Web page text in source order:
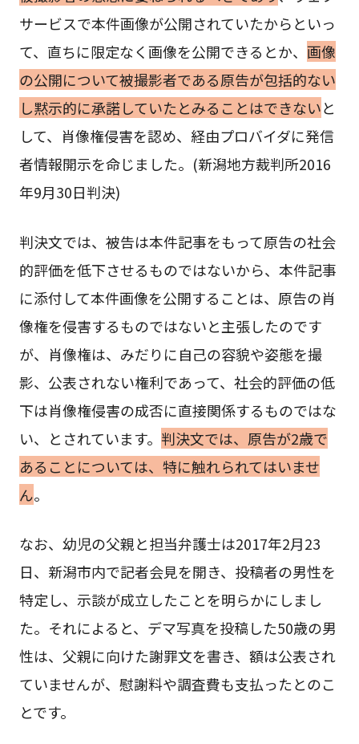
サービスで本件画像が公開されていたからといっ
て、直ちに限定なく画像を公開できるとか、 画像
の公開について被撮影者である原告が包括的ない
し黙示的に承諾していたとみることはできないと
して、肖像権侵害を認め、経由プロバイダに発信
者情報開示を命じました。(新潟地方裁判所2016
年9月30日判決)
判決文では、被告は本件記事をもって原告の社会
的評価を低下させるものではないから、本件記事
に添付して本件画像を公開することは、原告の肖
像権を侵害するものではないと主張したのです
が、肖像権は、みだりに自己の容貌や姿態を撮
影、公表されない権利であって、社会的評価の低
下は肖像権侵害の成否に直接関係するものではな
い、とされています。 判決文では、原告が2歳で
あることについては、特に触れられてはいませ
ん。
なお、幼児の父親と担当弁護士は2017年2月23
日、新潟市内で記者会見を開き、投稿者の男性を
特定し、示談が成立したことを明らかにしまし
た。それによると、デマ写真を投稿した50歳の男
性は、父親に向けた謝罪文を書き、額は公表され
ていませんが、慰謝料や調査費も支払ったとのこ
とです。